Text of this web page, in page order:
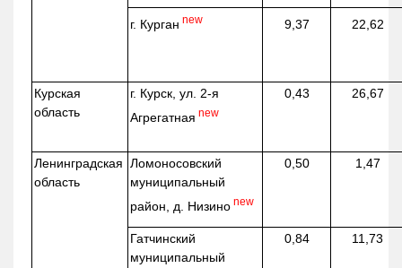
г. Курган new 9,37 22,62
Курская
область
г. Курск, ул. 2-я
Агрегатная new
0,43 26,67
Ленинградская
область
Ломоносовский
муниципальный
район, д. Низино new
0,50 1,47
Гатчинский
муниципальный
0,84 11,73